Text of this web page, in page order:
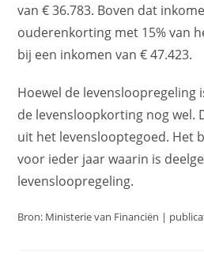
van € 36.783. Boven dat
ouderenkorting met 15% van
bij een inkomen van € 47.423.
Hoewel de levensloopregeling
de levensloopkorting nog wel.
uit het levenslooptegoed. Het
voor ieder jaar waarin is
levensloopregeling.
Bron: Ministerie van Financiën |